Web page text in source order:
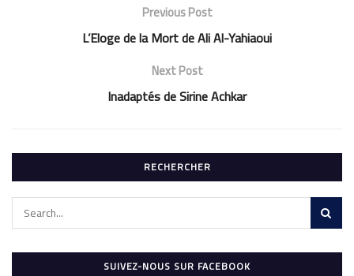
Previous Post
L’Eloge de la Mort de Ali Al-Yahiaoui
Next Post
Inadaptés de Sirine Achkar
RECHERCHER
SUIVEZ-NOUS SUR FACEBOOK